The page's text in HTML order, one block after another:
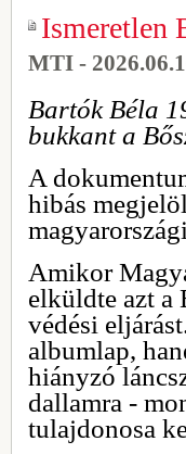
Ismeretlen
MTI -
Bartók Béla
bukkant a
A
hibás
Amikor
elküldte azt a
védési
albumlap,
hiányzó
dallamra -
tulajdonosa